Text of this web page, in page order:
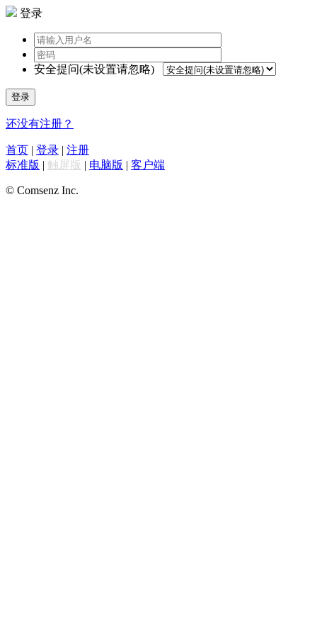
登录
安全提问(未设置请忽略)
登录
还没有注册？
首页 | 登录 | 注册
标准版 | 触屏版 | 电脑版 | 客户端
© Comsenz Inc.